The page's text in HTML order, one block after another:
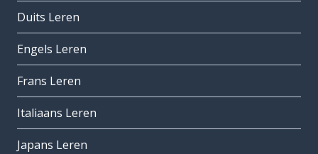
Duits Leren
Engels Leren
Frans Leren
Italiaans Leren
Japans Leren